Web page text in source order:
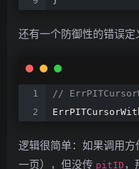
还有一个防御性的错误定
//
逻辑很简单：如果调用方
一页），但没传 pitID ，